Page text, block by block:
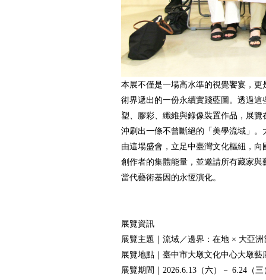
本展不僅是一場高水準的視覺饗宴，
術界遞出的一份永續實踐藍圖。透過
塑、膠彩、纖維與錄像裝置作品，展
沖刷出一條不曾斷絕的「美學流域」
由這場盛會，立足中臺灣文化樞紐，
創作者的集體能量，並邀請所有藏家
當代藝術基因的永恆演化。
展覽資訊
展覽主題｜流域／邊界：在地 × 大亞洲
展覽地點｜臺中市大墩文化中心大墩藝
展覽期間｜2026.6.13（六）－ 6.24（